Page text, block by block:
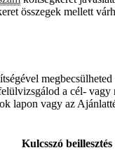
összegek mellett
a cél- vagy
lapon vagy az
Kulcsszó beillesztés